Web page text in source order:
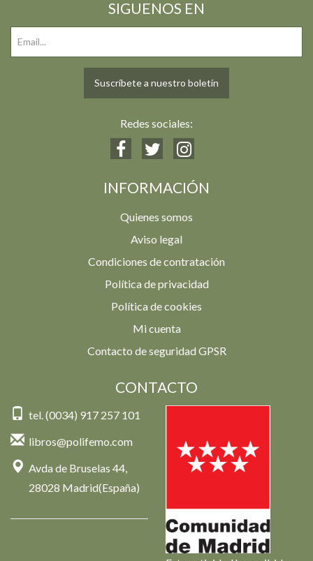
SIGUENOS EN
Suscríbete a nuestro boletín
Redes sociales:
INFORMACIÓN
Quienes somos
Aviso legal
Condiciones de contratación
Política de privacidad
Política de cookies
Mi cuenta
Contacto de seguridad GPSR
CONTACTO
tel. (0034) 917 257 101
libros@polifemo.com
Avda de Bruselas 44,
28028 Madrid(España)